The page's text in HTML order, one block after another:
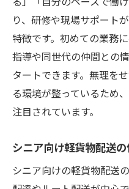
り、研修や現場サポート
特徴です。初めての業務
指導や同世代の仲間との
タートできます。無理を
る環境が整っているため
注目されています。
シニア向け軽貨物配送
シニア向けの軽貨物配送